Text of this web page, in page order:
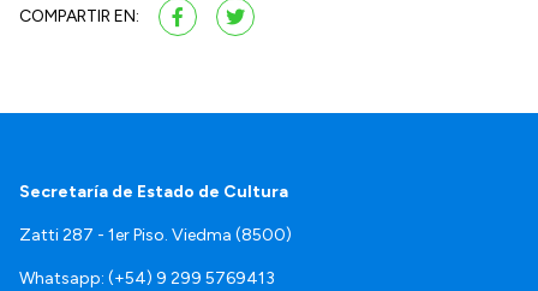
COMPARTIR EN:
Secretaría de Estado de Cultura
Zatti 287 - 1er Piso. Viedma (8500)
Whatsapp: (+54) 9 299 5769413